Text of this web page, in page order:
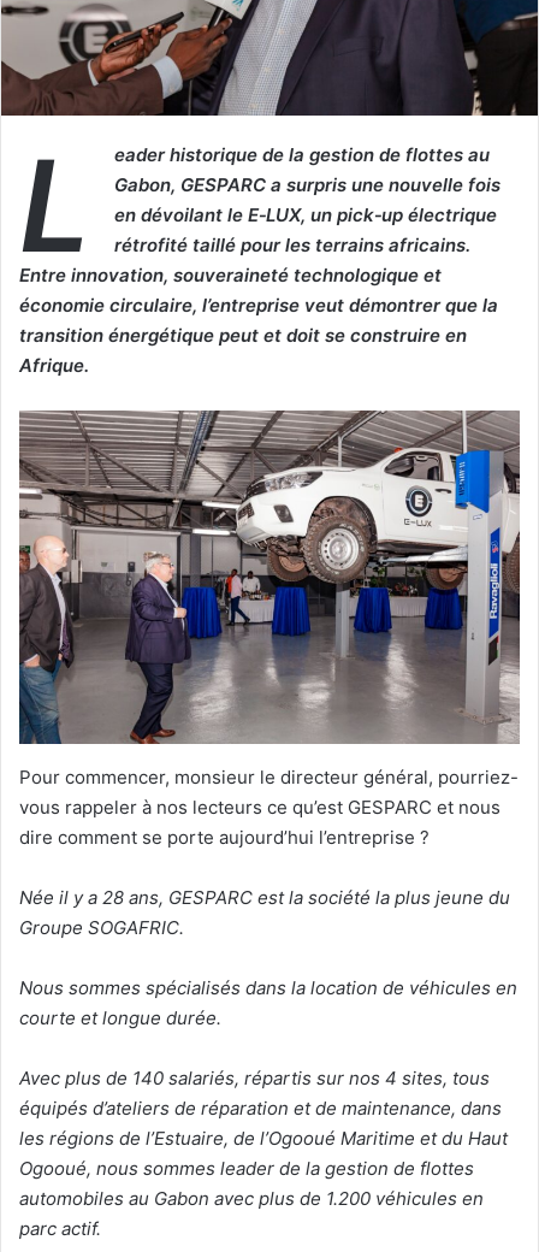
L
eader historique de la gestion de flottes au
Gabon, GESPARC a surpris une nouvelle fois
en dévoilant le E‑LUX, un pick‑up électrique
rétrofité taillé pour les terrains africains.
Entre innovation, souveraineté technologique et
économie circulaire, l’entreprise veut démontrer que la
transition énergétique peut et doit se construire en
Afrique.
Pour commencer, monsieur le directeur général, pourriez-
vous rappeler à nos lecteurs ce qu’est GESPARC et nous
dire comment se porte aujourd’hui l’entreprise ?
Née il y a 28 ans, GESPARC est la société la plus jeune du
Groupe SOGAFRIC.
Nous sommes spécialisés dans la location de véhicules en
courte et longue durée.
Avec plus de 140 salariés, répartis sur nos 4 sites, tous
équipés d’ateliers de réparation et de maintenance, dans
les régions de l’Estuaire, de l’Ogooué Maritime et du Haut
Ogooué, nous sommes leader de la gestion de flottes
automobiles au Gabon avec plus de 1.200 véhicules en
parc actif.